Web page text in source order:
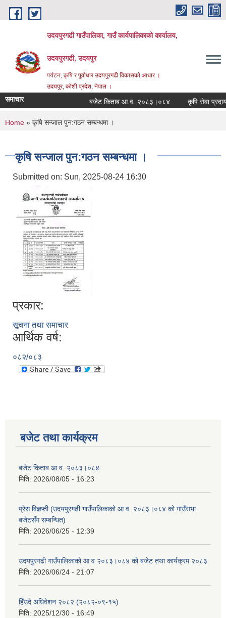
Skip to main content
उदयपुरगढी गाउँपालिका, गाउँ कार्यपालिकाको कार्यालय,
उदयपुरगढी, उदयपुर
पर्यटन, कृषि र पूर्वाधार उदयपुरगढी विकासकाे आधार ।
उदयपुर, काेशी प्रदेश, नेपाल ।
समाचार बजेट किताब आ.व. २०८३।०८४ कृषि सेवा
You are here
Home » कृषि सन्जाल पुन:गठन सम्बन्धमा ।
कृषि सन्जाल पुन:गठन सम्बन्धमा ।
Submitted on: Sun, 2025-08-24 16:30
प्रकार:
सूचना तथा समाचार
आर्थिक वर्ष:
०८२/०८३
बजेट तथा कार्यक्रम
बजेट किताब आ.व. २०८३।०८४
मिति: 2026/08/05 - 16:23
प्रेस विज्ञप्ती (उदयपुरगढी गाउँपालिकाको आ.व. २०८३।०८४ को गाउँसभा
बजेटसँग सम्बन्धित)
मिति: 2026/06/25 - 12:39
उदयपुरगढी गाउँपालिकाको आ व २०८३।०८४ को बजेट तथा कार्यक्रम २०८३
मिति: 2026/06/24 - 21:07
हिँउदे अधिवेशन २०८२ (२०८२-०९-१५)
मिति: 2025/12/30 - 16:49